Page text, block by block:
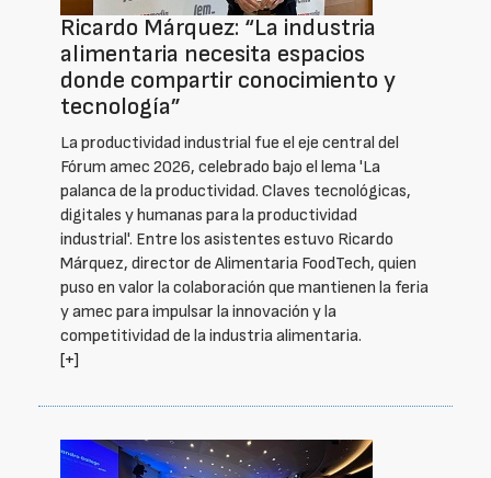
Ricardo Márquez: “La industria
alimentaria necesita espacios
donde compartir conocimiento y
tecnología”
La productividad industrial fue el eje central del
Fórum amec 2026, celebrado bajo el lema 'La
palanca de la productividad. Claves tecnológicas,
digitales y humanas para la productividad
industrial'. Entre los asistentes estuvo Ricardo
Márquez, director de Alimentaria FoodTech, quien
puso en valor la colaboración que mantienen la feria
y amec para impulsar la innovación y la
competitividad de la industria alimentaria.
[+]